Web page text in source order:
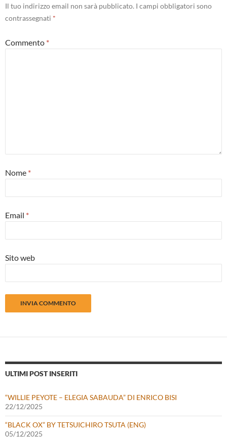
Il tuo indirizzo email non sarà pubblicato. I campi obbligatori sono
contrassegnati *
Commento *
Nome *
Email *
Sito web
ULTIMI POST INSERITI
“WILLIE PEYOTE – ELEGIA SABAUDA” DI ENRICO BISI
22/12/2025
“BLACK OX” BY TETSUICHIRO TSUTA (ENG)
05/12/2025